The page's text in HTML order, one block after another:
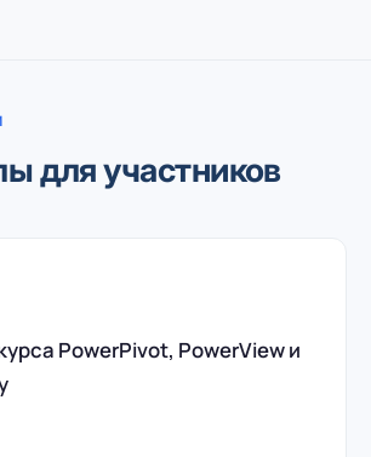
для участников
PowerPivot, PowerView и